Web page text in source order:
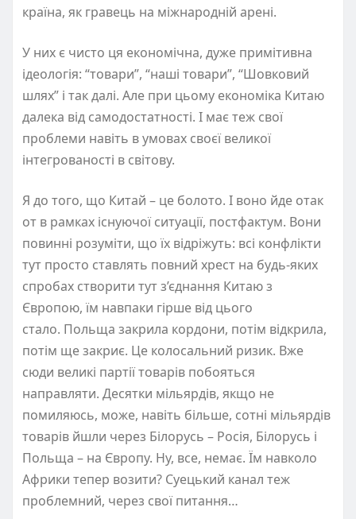
країна, як гравець на міжнародній арені.
У них є чисто ця економічна, дуже примітивна
ідеологія: “товари”, “наші товари”, “Шовковий
шлях” і так далі. Але при цьому економіка Китаю
далека від самодостатності. І має теж свої
проблеми навіть в умовах своєї великої
інтегрованості в світову.
Я до того, що Китай – це болото. І воно йде отак
от в рамках існуючої ситуації, постфактум. Вони
повинні розуміти, що їх відріжуть: всі конфлікти
тут просто ставлять повний хрест на будь-яких
спробах створити тут з’єднання Китаю з
Європою, їм навпаки гірше від цього
стало. Польща закрила кордони, потім відкрила,
потім ще закриє. Це колосальний ризик. Вже
сюди великі партії товарів побояться
направляти. Десятки мільярдів, якщо не
помиляюсь, може, навіть більше, сотні мільярдів
товарів йшли через Білорусь – Росія, Білорусь і
Польща – на Європу. Ну, все, немає. Їм навколо
Африки тепер возити? Суецький канал теж
проблемний, через свої питання…